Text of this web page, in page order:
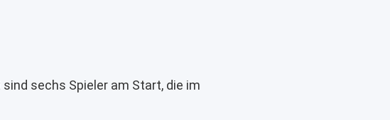
sechs Spieler am Start, die im